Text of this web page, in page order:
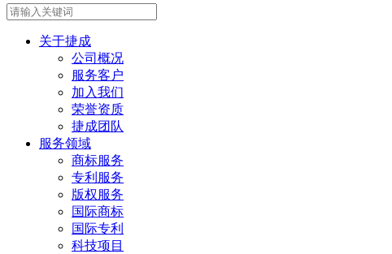
关于捷成
公司概况
服务客户
加入我们
荣誉资质
捷成团队
服务领域
商标服务
专利服务
版权服务
国际商标
国际专利
科技项目